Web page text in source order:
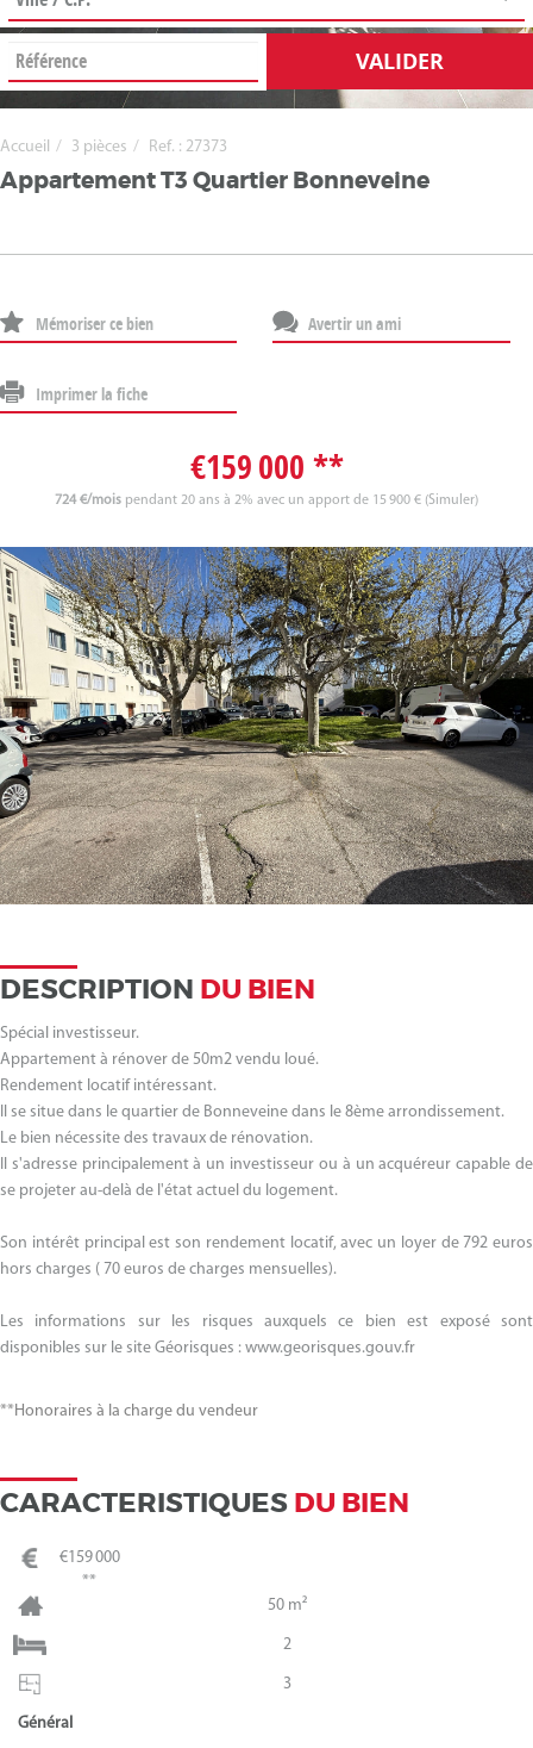
VALIDER
Accueil 3 pièces Ref. : 27373
Appartement T3 Quartier Bonneveine
Mémoriser ce bien Avertir un ami
Imprimer la fiche
€159 000 **
724 €/mois pendant 20 ans à 2% avec un apport de 15 900 € (Simuler)
DESCRIPTION DU BIEN
Spécial investisseur.
Appartement à rénover de 50m2 vendu loué.
Rendement locatif intéressant.
Il se situe dans le quartier de Bonneveine dans le 8ème arrondissement.
Le bien nécessite des travaux de rénovation.
Il s'adresse principalement à un investisseur ou à un acquéreur capable de
se projeter au-delà de l'état actuel du logement.
Son intérêt principal est son rendement locatif, avec un loyer de 792 euros
hors charges ( 70 euros de charges mensuelles).
Les informations sur les risques auxquels ce bien est exposé sont
disponibles sur le site Géorisques : www.georisques.gouv.fr
**Honoraires à la charge du vendeur
CARACTERISTIQUES DU BIEN
€159 000
**
50 m²
2
3
Général